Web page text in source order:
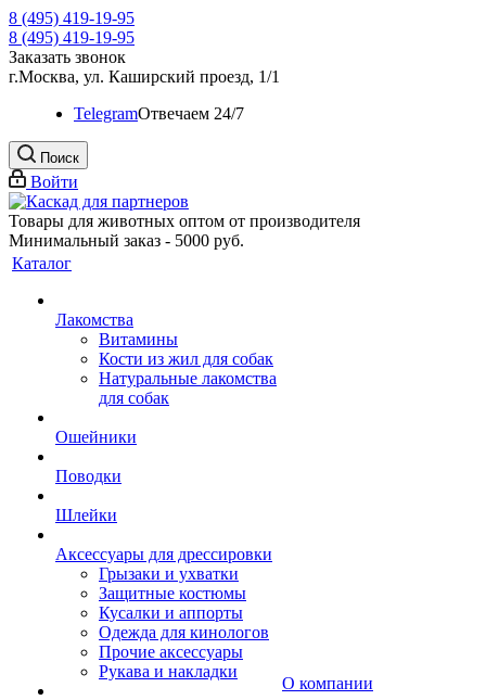
8 (495) 419-19-95
8 (495) 419-19-95
Заказать звонок
г.Москва, ул. Каширский проезд, 1/1
TelegramOтвечаем 24/7
Поиск
Войти
Товары для животных оптом от производителя
Минимальный заказ - 5000 руб.
Каталог
Лакомства
Витамины
Кости из жил для собак
Натуральные лакомства
для собак
Ошейники
Поводки
Шлейки
Аксессуары для дрессировки
Грызаки и ухватки
Защитные костюмы
Кусалки и аппорты
Одежда для кинологов
Прочие аксессуары
Рукава и накладки
О компании